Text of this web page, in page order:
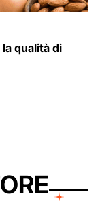
qualità di